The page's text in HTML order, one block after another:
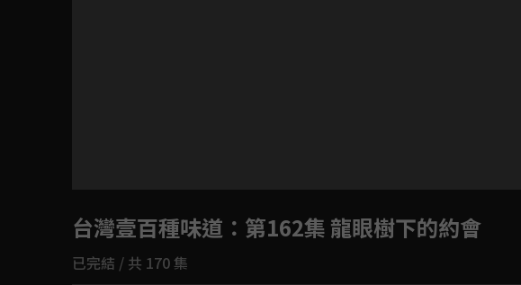
如有不便請見諒
回首頁
台灣壹百種味道 ：第162集 龍眼樹下的約會
已完結 / 共 170 集